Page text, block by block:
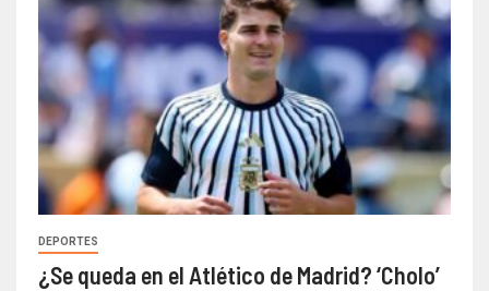
DEPORTES
¿Se queda en el Atlético de Madrid? ‘Cholo’